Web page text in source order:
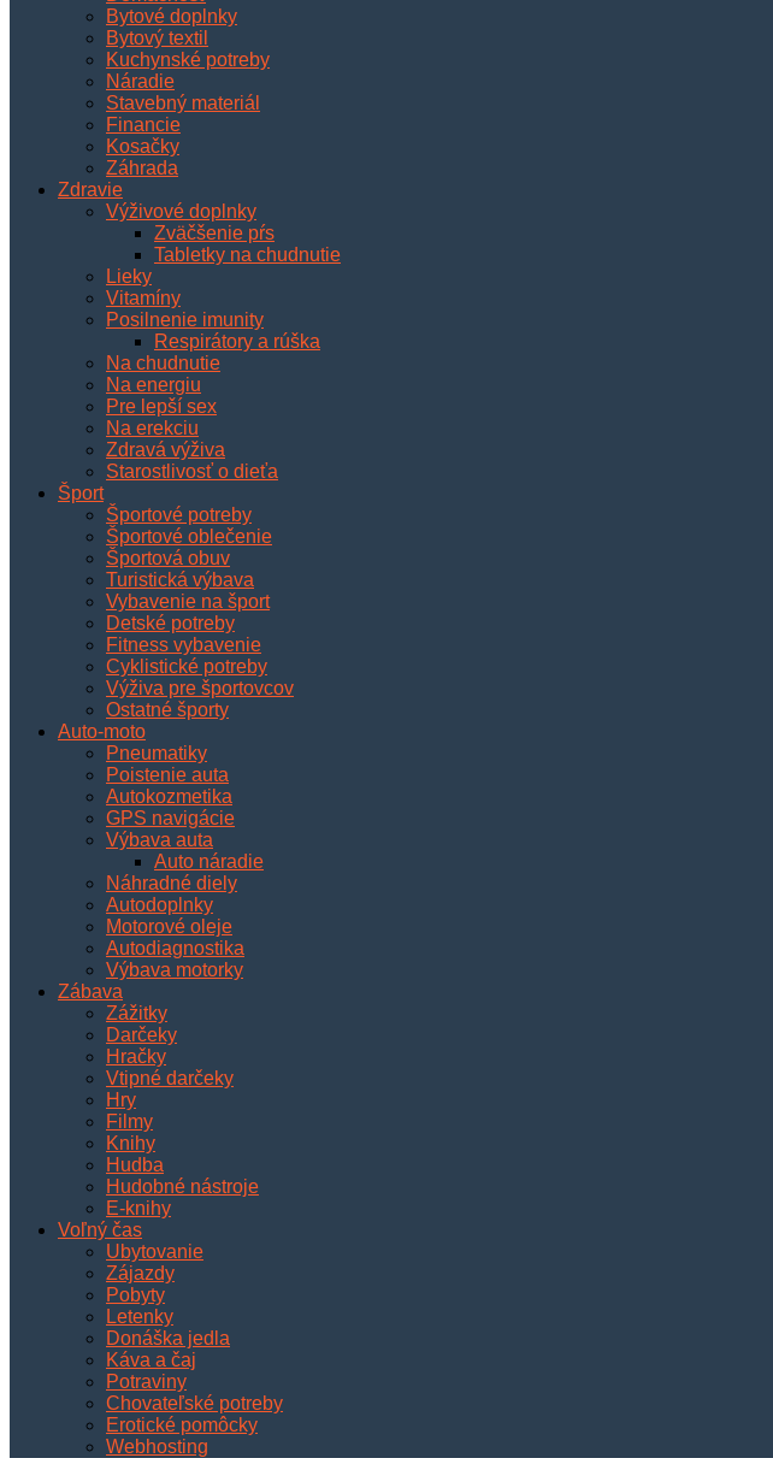
Bytové doplnky
Bytový textil
Kuchynské potreby
Náradie
Stavebný materiál
Financie
Kosačky
Záhrada
Zdravie
Výživové doplnky
Zväčšenie pŕs
Tabletky na chudnutie
Lieky
Vitamíny
Posilnenie imunity
Respirátory a rúška
Na chudnutie
Na energiu
Pre lepší sex
Na erekciu
Zdravá výživa
Starostlivosť o dieťa
Šport
Športové potreby
Športové oblečenie
Športová obuv
Turistická výbava
Vybavenie na šport
Detské potreby
Fitness vybavenie
Cyklistické potreby
Výživa pre športovcov
Ostatné športy
Auto-moto
Pneumatiky
Poistenie auta
Autokozmetika
GPS navigácie
Výbava auta
Auto náradie
Náhradné diely
Autodoplnky
Motorové oleje
Autodiagnostika
Výbava motorky
Zábava
Zážitky
Darčeky
Hračky
Vtipné darčeky
Hry
Filmy
Knihy
Hudba
Hudobné nástroje
E-knihy
Voľný čas
Ubytovanie
Zájazdy
Pobyty
Letenky
Donáška jedla
Káva a čaj
Potraviny
Chovateľské potreby
Erotické pomôcky
Webhosting